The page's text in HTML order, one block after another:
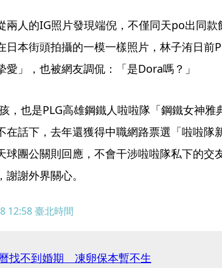
兩人的IG照片發現端倪，不僅同天po出同款
日本街頭拍攝的一模一樣照片，林子洧日前
愛」，也被網友調侃：「是Dora嗎？」
，也是PLG高雄鋼鐵人啦啦隊「鋼鐵女神雅
在話下，去年還獲得中職網路票選「啦啦隊
球團公關則回應，不會干涉啦啦隊私下的交
謝外界關心。
12:58臺北時間
找不到婚期 凍卵保本暫不生